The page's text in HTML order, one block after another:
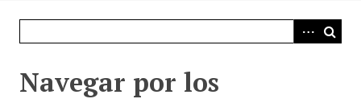
Navegar por los